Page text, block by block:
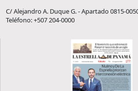
C/ Alejandro A. Duque G. - Apartado 0815-
Teléfono: +507 204-0000